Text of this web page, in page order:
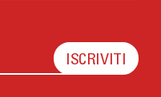
ISCRIVITI